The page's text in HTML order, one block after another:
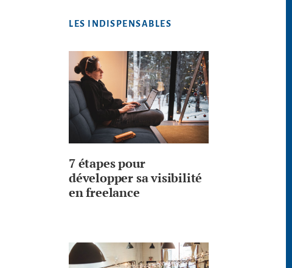
LES INDISPENSABLES
7 étapes pour
développer sa visibilité
en freelance